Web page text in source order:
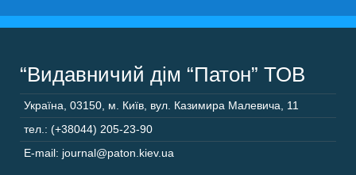
“Видавничий дім “Патон” ТОВ
Україна 03150 м. Київ, вул. Казимира Малевича, 11
тел.: (+38044) 205-23-90
E-mail: journal@paton.kiev.ua